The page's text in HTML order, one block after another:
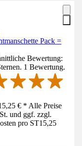
Pack =
Bewertung:
1 Bewertung.
€ * Alle Preise
und ggf. zzgl.
pro ST15,25